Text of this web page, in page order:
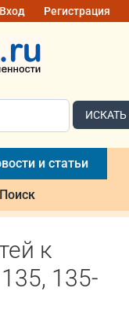
Вход Регистрация
ИСКАТЬ
и статьи
Поиск
к
135-